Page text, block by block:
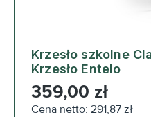
Krzesło szkolne
Krzesło Entelo
Cena regularna:
359,00 zł
Cena netto: 291,87 zł